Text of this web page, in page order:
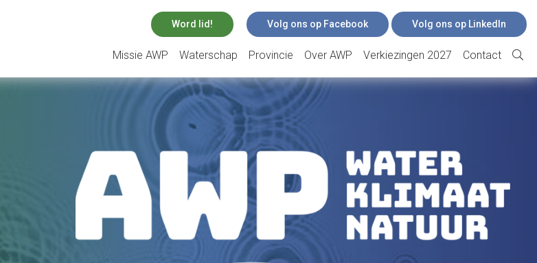
Word lid! Volg ons op Facebook Volg ons op LinkedIn
Missie AWP Waterschap Provincie Over AWP Verkiezingen 2027 Contact